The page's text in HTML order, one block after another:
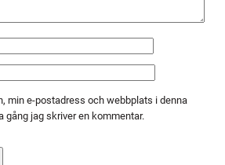
min e-postadress och webbplats i denna
gång jag skriver en kommentar.